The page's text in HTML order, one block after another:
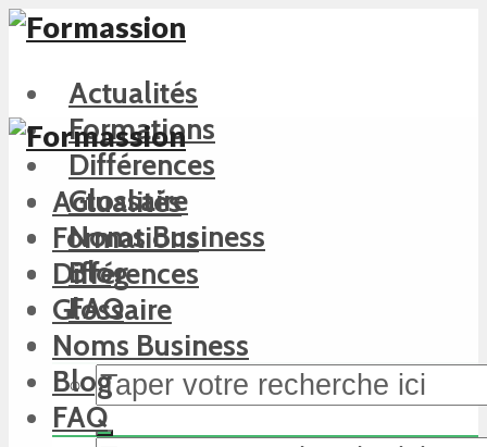
Actualités
Formations
Différences
Glossaire
Noms Business
Blog
FAQ
Actualités
Formations
Différences
Glossaire
Noms Business
Blog
FAQ